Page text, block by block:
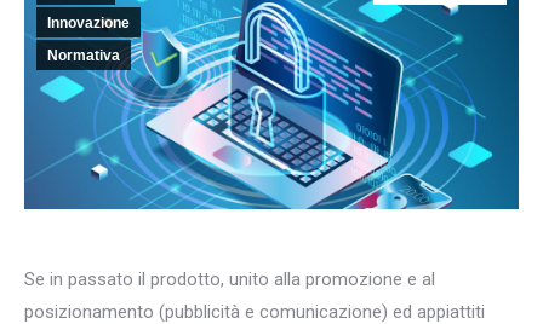
Innovazione
Normativa
Se in passato il prodotto, unito alla promozione e al
posizionamento (pubblicità e comunicazione) ed appiattiti